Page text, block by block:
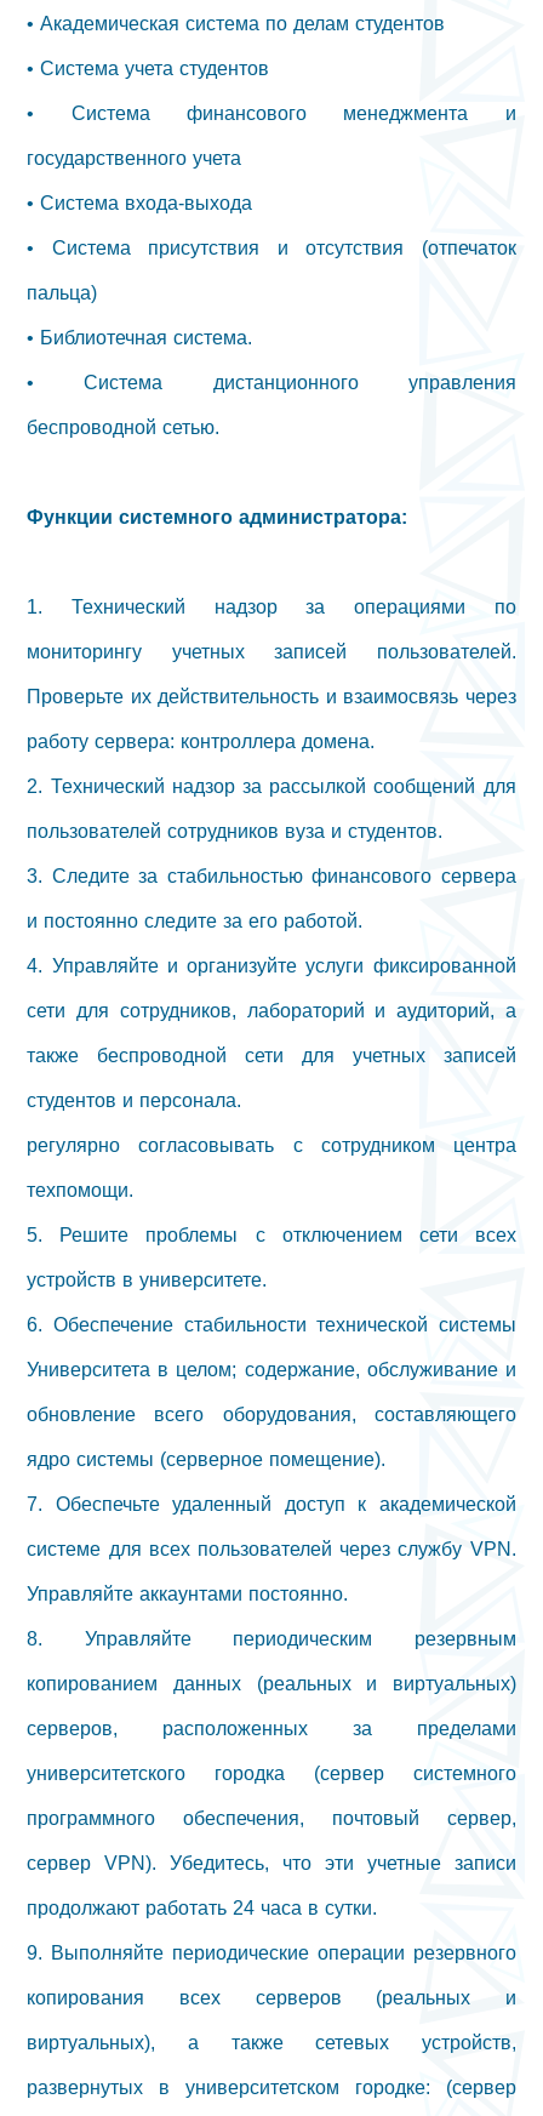
• Академическая система по делам студентов
• Система учета студентов
• Система финансового менеджмента и
государственного учета
• Система входа-выхода
• Система присутствия и отсутствия (отпечаток
пальца)
• Библиотечная система.
• Система дистанционного управления
беспроводной сетью.
Функции системного администратора:
1. Технический надзор за операциями по
мониторингу учетных записей пользователей.
Проверьте их действительность и взаимосвязь через
работу сервера: контроллера домена.
2. Технический надзор за рассылкой сообщений для
пользователей сотрудников вуза и студентов.
3. Следите за стабильностью финансового сервера
и постоянно следите за его работой.
4. Управляйте и организуйте услуги фиксированной
сети для сотрудников, лабораторий и аудиторий, а
также беспроводной сети для учетных записей
студентов и персонала.
регулярно согласовывать с сотрудником центра
техпомощи.
5. Решите проблемы с отключением сети всех
устройств в университете.
6. Обеспечение стабильности технической системы
Университета в целом; содержание, обслуживание и
обновление всего оборудования, составляющего
ядро ​​системы (серверное помещение).
7. Обеспечьте удаленный доступ к академической
системе для всех пользователей через службу VPN.
Управляйте аккаунтами постоянно.
8. Управляйте периодическим резервным
копированием данных (реальных и виртуальных)
серверов, расположенных за пределами
университетского городка (сервер системного
программного обеспечения, почтовый сервер,
сервер VPN). Убедитесь, что эти учетные записи
продолжают работать 24 часа в сутки.
9. Выполняйте периодические операции резервного
копирования всех серверов (реальных и
виртуальных), а также сетевых устройств,
развернутых в университетском городке: (сервер